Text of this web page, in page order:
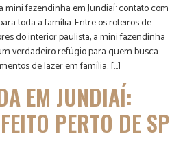
mini fazendinha em Jundiaí: contato com
toda a família. Entre os roteiros de
do interior paulista, a mini fazendinha
verdadeiro refúgio para quem busca
de lazer em família. […]
EM JUNDIAÍ:
PERTO DE SP